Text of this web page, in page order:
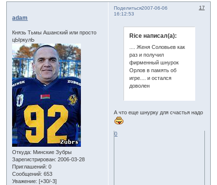
Поделиться 17
2007-06-06
16:12:53
adam
Князь Тьмы Ашанский или просто
цЫркулЬ
Откуда: Минские Зубры
Зарегистрирован: 2006-03-28
Приглашений: 0
Сообщений: 653
Уважение: [+30/-3]
Rice написал(а):
.... Женя Соловьев как
раз и получил
фирменный шнурок
Орлов в память об
игре.... и остался
доволен
А что еще шнурку для счастья надо
0